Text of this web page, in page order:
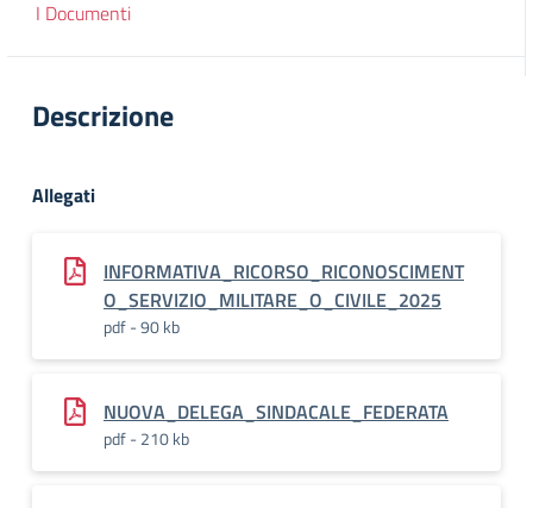
I Documenti
Descrizione
Allegati
INFORMATIVA_RICORSO_RICONOSCIMENT
O_SERVIZIO_MILITARE_O_CIVILE_2025
pdf - 90 kb
NUOVA_DELEGA_SINDACALE_FEDERATA
pdf - 210 kb